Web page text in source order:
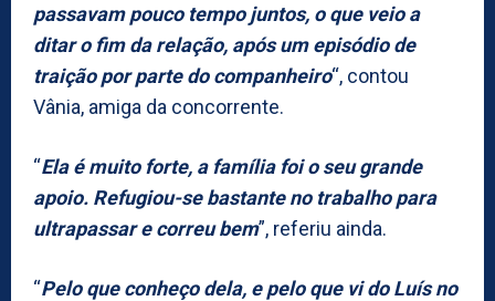
passavam pouco tempo juntos, o que veio a
ditar o fim da relação, após um episódio de
traição por parte do companheiro“, contou
Vânia, amiga da concorrente.
“Ela é muito forte, a família foi o seu grande
apoio. Refugiou-se bastante no trabalho para
ultrapassar e correu bem”, referiu ainda.
“Pelo que conheço dela, e pelo que vi do Luís no